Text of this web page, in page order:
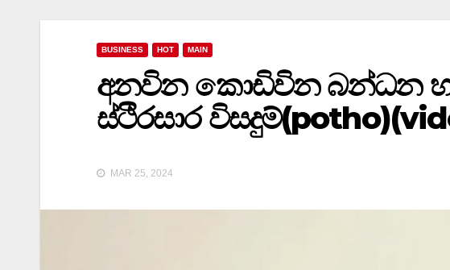
BUSINESS HOT MAIN
අනවින කොඩිවින බන්ධන
ස්ථිරසාර
MAR 25, 2024